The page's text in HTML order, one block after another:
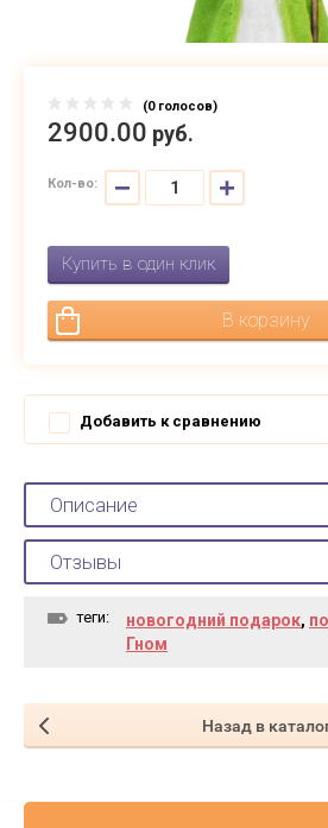
(0 голосов)
2900.00 руб.
Кол-во: − +
Купить в один клик
В корзину
Добавить к сравнению
Описание
Отзывы
теги: новогодний подарок,
Гном
Назад в